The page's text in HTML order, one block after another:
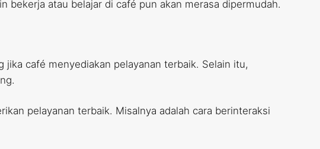
atau belajar di café pun akan merasa dipermudah.
café menyediakan pelayanan terbaik. Selain itu,
pelayanan terbaik. Misalnya adalah cara berinteraksi